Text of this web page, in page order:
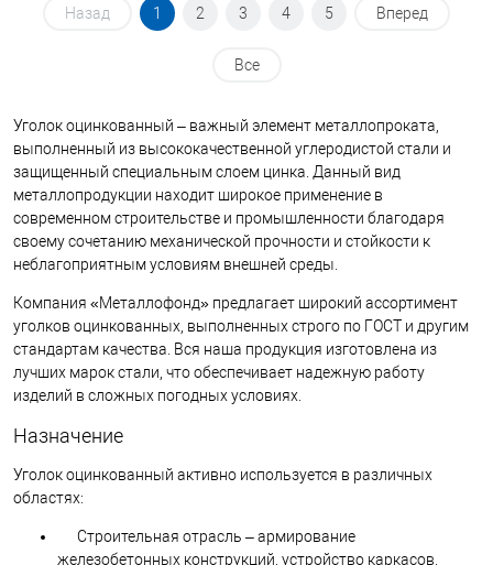
Назад 1 2 3 4 5 Вперед
Все
Уголок оцинкованный – важный элемент металлопроката,
выполненный из высококачественной углеродистой стали и
защищенный специальным слоем цинка. Данный вид
металлопродукции находит широкое применение в
современном строительстве и промышленности благодаря
своему сочетанию механической прочности и стойкости к
неблагоприятным условиям внешней среды.
Компания «Металлофонд» предлагает широкий ассортимент
уголков оцинкованных, выполненных строго по ГОСТ и другим
стандартам качества. Вся наша продукция изготовлена из
лучших марок стали, что обеспечивает надежную работу
изделий в сложных погодных условиях.
Назначение
Уголок оцинкованный активно используется в различных
областях:
Строительная отрасль – армирование
железобетонных конструкций, устройство каркасов,